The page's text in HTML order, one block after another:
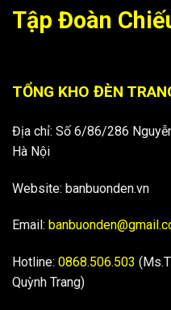
Tập Đoàn
TỔNG KHO ĐÈN
Địa chỉ: Số 6/86/286
Hà Nội
Website: banbuonden.vn
Email:
Hotline: 0868.506.503
Quỳnh Trang)